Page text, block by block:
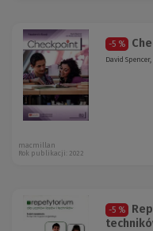
-5 %
David
macmillan
Rok publikacji: 2022
-5 %